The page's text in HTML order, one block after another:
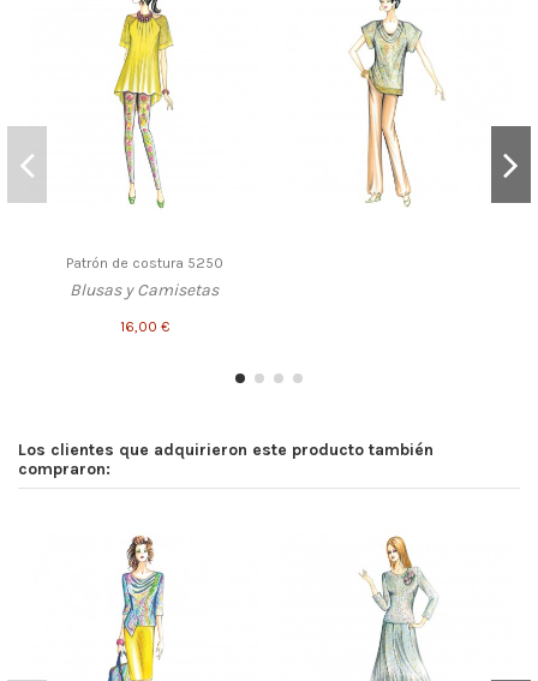
Patrón de costura 5250
Blusas y Camisetas
16,00 €
Los clientes que adquirieron este producto también
compraron: